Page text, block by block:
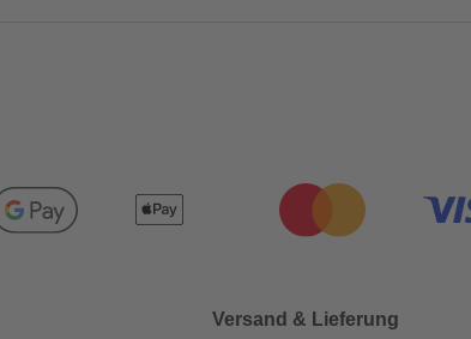
Versand & Lieferung